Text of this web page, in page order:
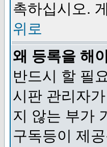
촉하십시오.
위로
왜 등록을 해
반드시 할 필
시판 관리자
지 않는 부가
구독등이 제